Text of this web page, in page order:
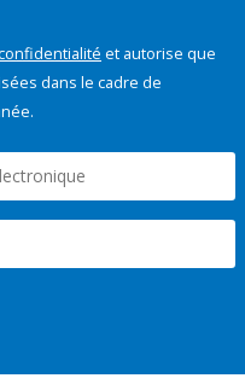
et autorise que
dans le cadre de